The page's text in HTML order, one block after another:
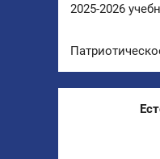
2025-2026